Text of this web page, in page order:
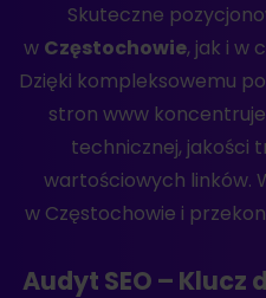
Skuteczne
w Częstochowie, jak i w
Dzięki kompleksowemu
stron www
technicznej, jakości
wartościowych linków.
w Częstochowie i
Audyt SEO –